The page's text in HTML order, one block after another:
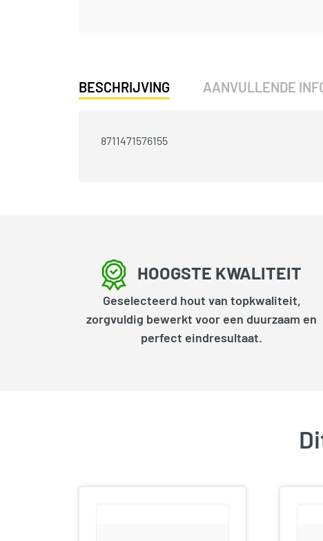
BESCHRIJVING AANVULLENDE
8711471576155
HOOGSTE KWALITEIT
Geselecteerd hout van topkwaliteit,
zorgvuldig bewerkt voor een duurzaam en
perfect eindresultaat.